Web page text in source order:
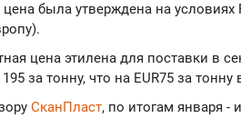
цена была утверждена на условиях
цена этилена для поставки в
за тонну, что на EUR75 за
СканПласт, по итогам января -